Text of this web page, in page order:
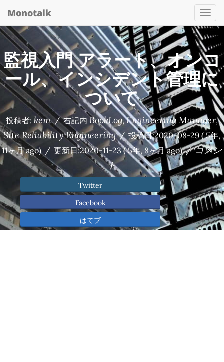
Monotalk
監視入門 アラート、オンコ
ール、インシデント管理に
ついて
投稿者: kem / 右記内 BookLog,Engineering Manager,
Site Reliability Engineering / 投稿日:2020-08-29 ( 5年,
11ヶ月 ago) / 更新日:2020-11-23( 5年, 8ヶ月 ago) / コメン
ト
Twitter
Facebook
はてブ